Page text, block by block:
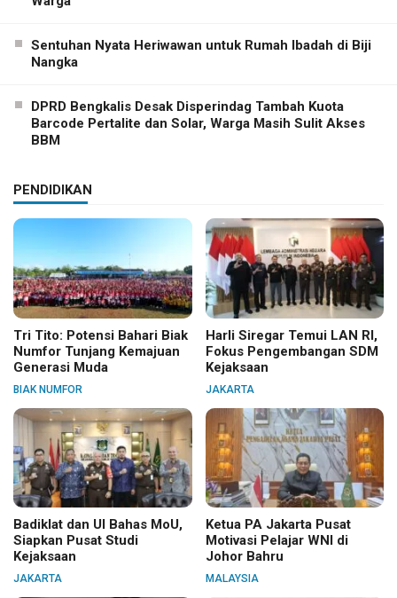
Sentuhan Nyata Heriwawan untuk Rumah Ibadah di Biji
Nangka
DPRD Bengkalis Desak Disperindag Tambah Kuota
Barcode Pertalite dan Solar, Warga Masih Sulit Akses
BBM
PENDIDIKAN
Tri Tito: Potensi Bahari Biak
Numfor Tunjang Kemajuan
Generasi Muda
BIAK NUMFOR
Harli Siregar Temui LAN RI,
Fokus Pengembangan SDM
Kejaksaan
JAKARTA
Badiklat dan UI Bahas MoU,
Siapkan Pusat Studi
Kejaksaan
JAKARTA
Ketua PA Jakarta Pusat
Motivasi Pelajar WNI di
Johor Bahru
MALAYSIA